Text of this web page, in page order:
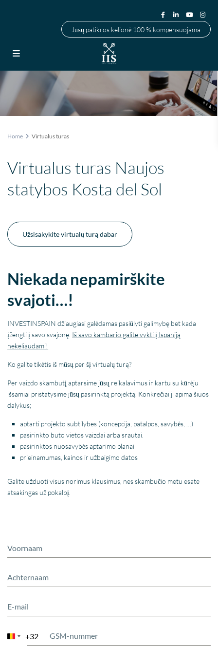
Jūsų patikros kelionė 100 % kompensuojama
Home Virtualus turas
Virtualus turas Naujos
statybos Kosta del Sol
Užsisakykite virtualų turą dabar
Niekada nepamirškite
svajoti…!
INVESTINSPAIN džiaugiasi galėdamas pasiūlyti galimybę bet kada
įžengti į savo svajonę. Iš savo kambario galite vykti į Ispaniją
nekeliaudami!
Ko galite tikėtis iš mūsų per šį virtualų turą?
Per vaizdo skambutį aptarsime jūsų reikalavimus ir kartu su kūrėju
išsamiai pristatysime jūsų pasirinktą projektą. Konkrečiai ji apima šiuos
dalykus;
aptarti projekto subtilybes (koncepcija, patalpos, savybės, …)
pasirinkto buto vietos vaizdai arba srautai.
pasirinktos nuosavybės aptarimo planai
prieinamumas, kainos ir užbaigimo datos
Galite užduoti visus norimus klausimus, nes skambučio metu esate
atsakingas už pokalbį.
Belgium
+32